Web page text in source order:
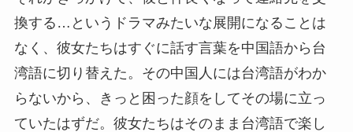
換する…というドラマみたいな展開になることは
なく、彼女たちはすぐに話す言葉を中国語から台
湾語に切り替えた。その中国人には台湾語がわか
らないから、きっと困った顔をしてその場に立っ
ていたはずだ。彼女たちはそのまま台湾語で楽し